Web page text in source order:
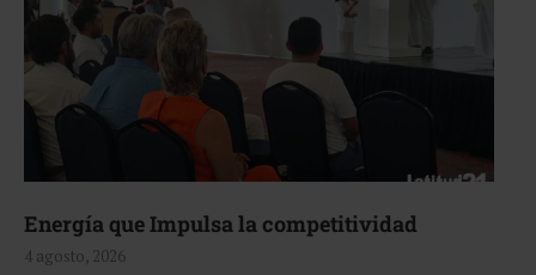
Energía que Impulsa la competitividad
4 agosto, 2026